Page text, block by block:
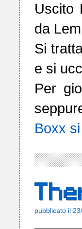
Uscito
da
Si
e si
Per
Boxx
pubblicato il